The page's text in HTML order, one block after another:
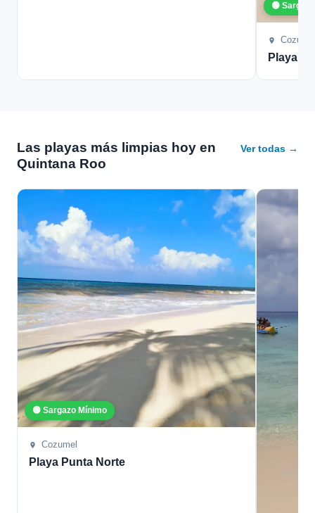
🟢
Playa
Las playas más limpias hoy en
Quintana Roo
Ver todas →
🟢 Sargazo Mínimo
Cozumel
Playa Punta Norte